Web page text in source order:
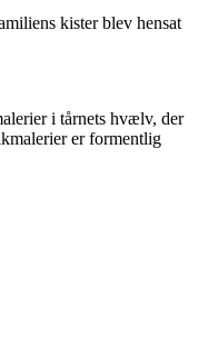
kister blev hensat
i tårnets hvælv, der
er formentlig